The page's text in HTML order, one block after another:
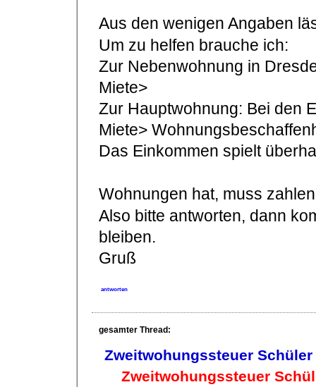
Aus den wenigen Angaben
Um zu helfen brauche ich:
Zur Nebenwohnung in
Miete>
Zur Hauptwohnung: Bei den
Miete>
Das Einkommen spielt
Wohnungen hat, muss
Also bitte antworten, dann
bleiben.
Gruß
antworten
gesamter Thread:
Zweitwohungssteuer
Zweitwohungssteuer